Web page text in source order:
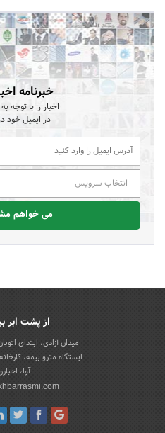
خبرنامه
اخبار را با توجه
در ایمیل خود
انتخاب سرویس
می خواهم
از پشت ابر
میدان آزادی، ابتدای
ایستگاه مترو بیمه،
آوا،